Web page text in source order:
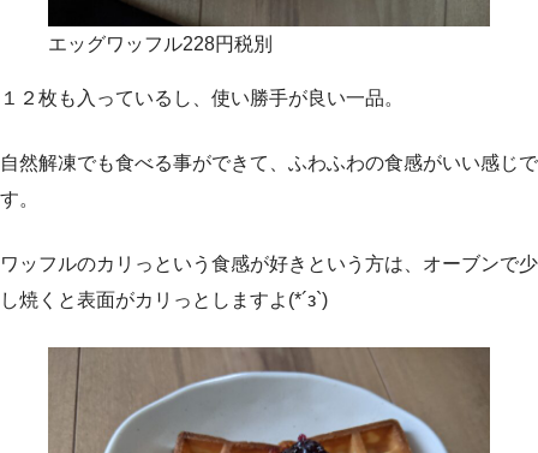
エッグワッフル228円税別
１２枚も入っているし、使い勝手が良い一品。
自然解凍でも食べる事ができて、ふわふわの食感がいい感じで
す。
ワッフルのカリっという食感が好きという方は、オーブンで少
し焼くと表面がカリっとしますよ(*´з`)